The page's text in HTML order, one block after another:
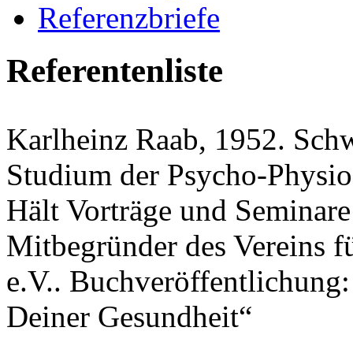
Referenzbriefe
Referentenliste
Karlheinz Raab, 1952.
Studium der Psycho-
Hält Vorträge und
Mitbegründer des Vereins
e.V..
Deiner Gesundheit“